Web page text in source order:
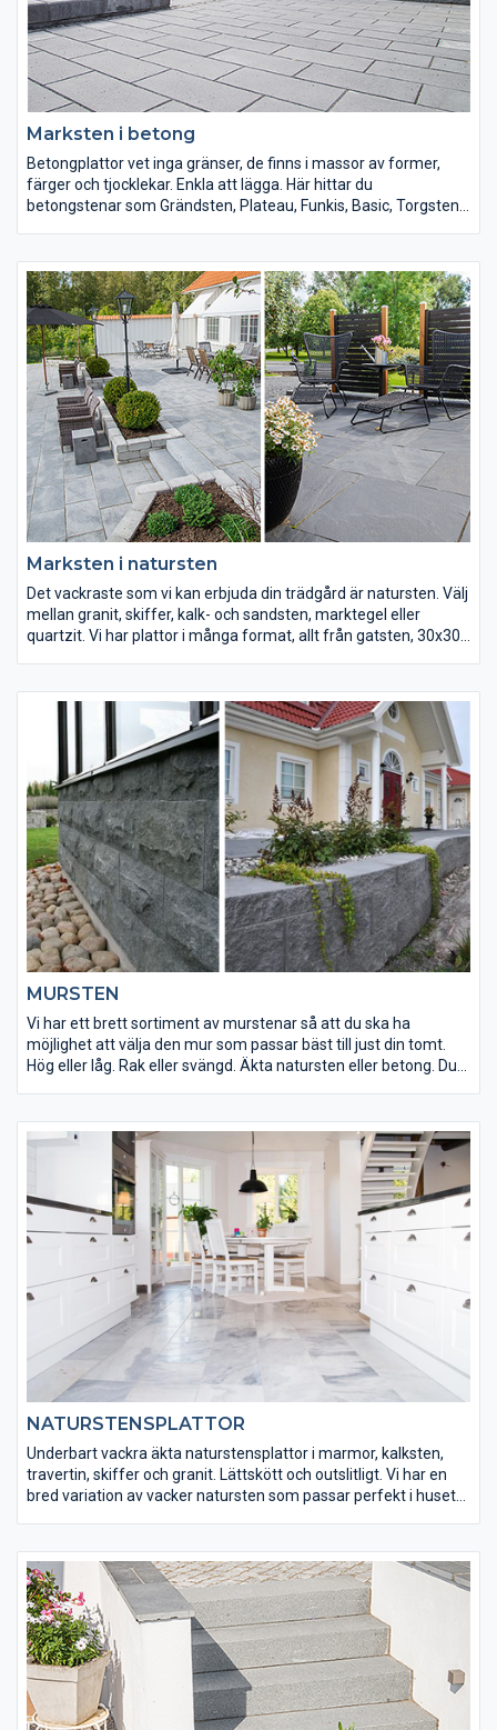
Marksten i betong
Betongplattor vet inga gränser, de finns i massor av former,
färger och tjocklekar. Enkla att lägga. Här hittar du
betongstenar som Grändsten, Plateau, Funkis, Basic, Torgsten,
uteplatsen. Gräsarmering gör att du kan köra upp bilen på
"gräsmattan". Titta runt, här finns mycket att välja mellan!
Marksten i natursten
Det vackraste som vi kan erbjuda din trädgård är natursten. Välj
mellan granit, skiffer, kalk- och sandsten, marktegel eller
quartzit. Vi har plattor i många format, allt från gatsten, 30x30
MURSTEN
Vi har ett brett sortiment av murstenar så att du ska ha
möjlighet att välja den mur som passar bäst till just din tomt.
Hög eller låg. Rak eller svängd. Äkta natursten eller betong. Du
gränser. Du spränger dem också.
Flisby har mursten i både natursten och betong, och hjälper dig
gärna med tips och tricks för ett lyckat murbygge.
NATURSTENSPLATTOR
Underbart vackra äkta naturstensplattor i marmor, kalksten,
travertin, skiffer och granit. Lättskött och outslitligt. Vi har en
bred variation av vacker natursten som passar perfekt i husets
granit?
Natursten är ett extremt hållbart material som passar väl in i
hemmen och ger en exklusiv känsla till rummet. Med golvvärme
under så har du ett snyggt material som dessutom behåller
värmen i stenen, vilket gör att du gärna går barfota.